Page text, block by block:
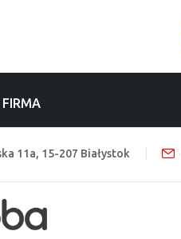
11a, 15-207 Białystok